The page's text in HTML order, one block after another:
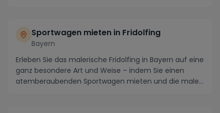
Sportwagen mieten in Fridolfing
Bayern
Erleben Sie das malerische Fridolfing in Bayern auf eine
ganz besondere Art und Weise – indem Sie einen
atemberaubenden Sportwagen mieten und die male...